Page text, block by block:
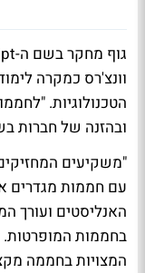
וונצ'רס כמקרה
הטכנולוגיות.
ובהזנה של חברות
"משקיעים
עם חממות מגדרים
האנליסטים
בחממות
המצויות בחממה